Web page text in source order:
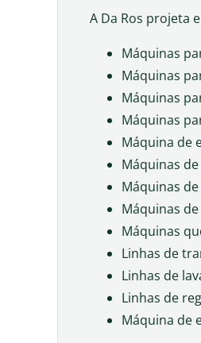
A Da Ros projeta
Máquinas
Máquinas
Máquinas
Máquinas
Máquina de
Máquinas
Máquinas
Máquinas
Máquinas
Linhas de
Linhas de
Linhas de
Máquina de